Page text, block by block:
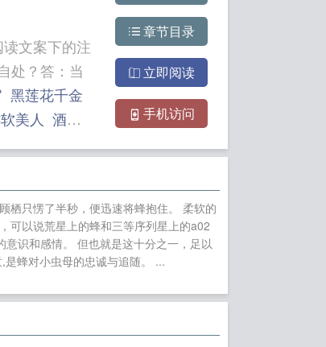
文案下的注
处？答：当
黑莲花千金
美人 酒厂
了万人迷
章节目录
立即阅读
手机访问
栖只愣了半秒，便迅速将蜂抱住。 柔软的
可以说荒星上的蜂和三等序列星上的a02
识和感情。 但也就是这十分之一，足以
蜂对小虫母的忠诚与追随。 ...